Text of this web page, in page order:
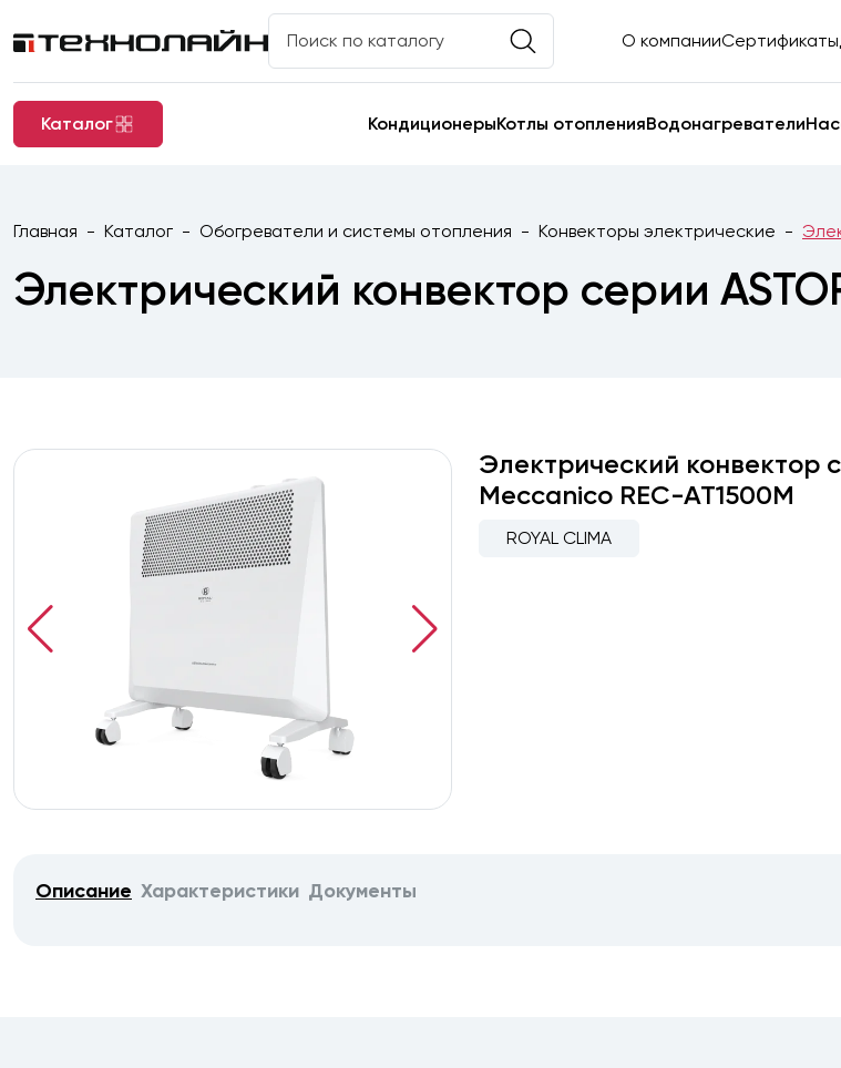
О компанииСертификаты
Каталог КондиционерыКотлы отопленияВодонагреватели
Главная Каталог Обогреватели и системы отопления Конвекторы электрические
Электрический конвектор серии
Электрический конвектор
Meccanico REC-AT1500M
ROYAL CLIMA
Описание Характеристики Документы